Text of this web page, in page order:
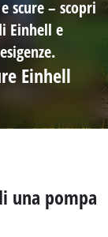
scure – scopri
Einhell e
Einhell
una pompa